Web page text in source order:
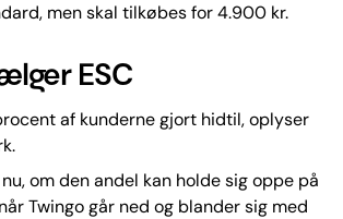
men skal tilkøbes for 4.900 kr.
ESC
af kunderne gjort hidtil, oplyser
om den andel kan holde sig oppe på
Twingo går ned og blander sig med